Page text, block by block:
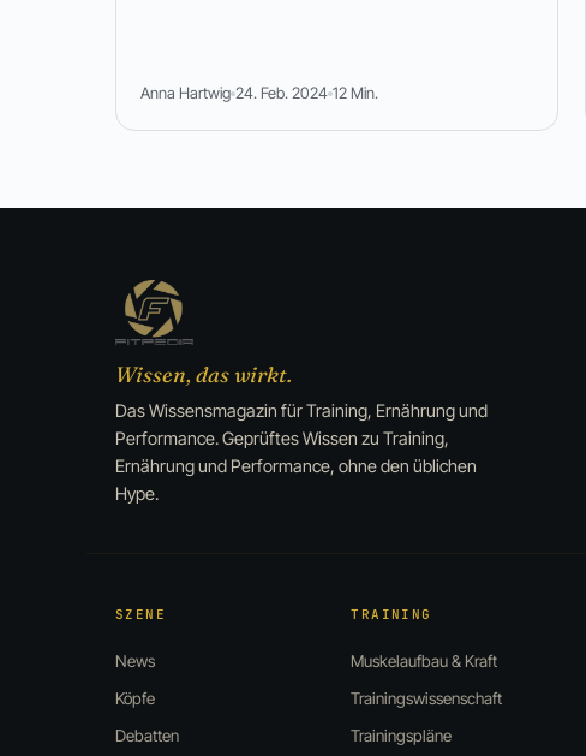
Anna Hartwig 24. Feb. 2024 12 Min.
Wissen, das wirkt.
Das Wissensmagazin für Training, Ernährung und
Performance. Geprüftes Wissen zu Training,
Ernährung und Performance, ohne den üblichen
Hype.
SZENE
News
Köpfe
Debatten
TRAINING
Muskelaufbau & Kraft
Trainingswissenschaft
Trainingspläne